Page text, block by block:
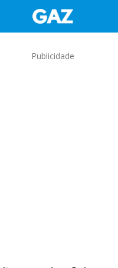
Publicidade